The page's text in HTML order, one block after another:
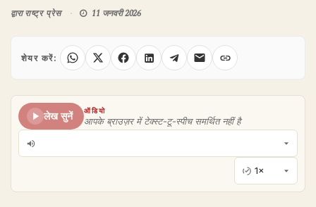
द्वाराराष्ट्र प्रेस 11 जनवरी 2026
शेयर करें:
लेख सुनें
ऑडियो
आपके ब्राउज़र में टेक्स्ट-टू-स्पीच समर्थित नहीं है